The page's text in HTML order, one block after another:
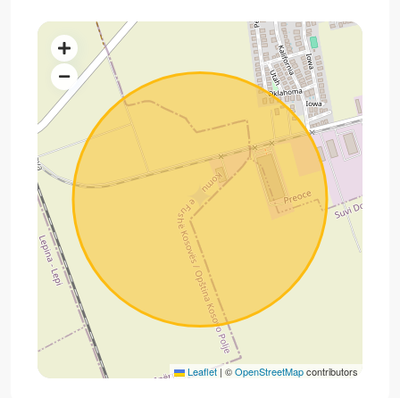
Leaflet | ©OpenStreetMapcontributors
Miradi